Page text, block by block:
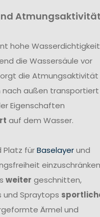
hohe Wasserdichtigkeit
die Wassersäule vor
die Atmungsaktivität
nach außen transportiert
Eigenschaften
auf dem Wasser.
Platz fürBaselayerund
weiter geschnitten,
und Spraytops
Ärmel und